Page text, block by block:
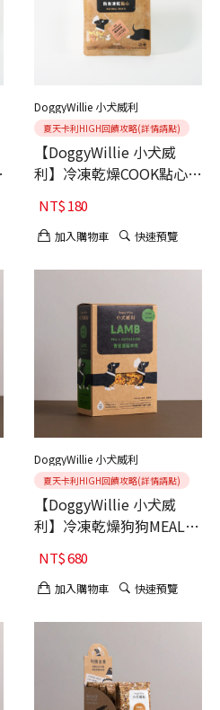
DoggyWillie 小犬威利
夏天卡利HIGH回饋攻略(詳情請點)
【DoggyWillie 小犬威
利】冷凍乾燥COOK點心
犬 COOK 鮮蔬百匯25g
NT$180
加入購物車 快速預覽
DoggyWillie 小犬威利
夏天卡利HIGH回饋攻略(詳情請點)
【DoggyWillie 小犬威
利】冷凍乾燥狗狗MEAL主
食 青豆蕈菇羊肉 200g
NT$680
加入購物車 快速預覽